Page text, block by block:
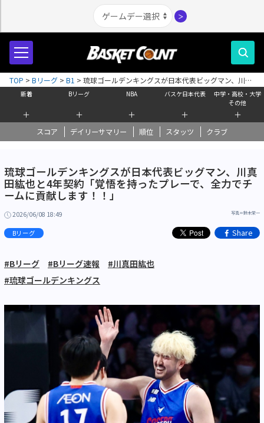
＞
新着
＋
Bリーグ
＋
NBA
＋
バスケ日本代表
＋
中学・高校・大学
その他
＋
スコア デイリーサマリー 順位 スタッツ クラブ
TOP > Bリーグ > B1 > 琉球ゴールデンキングスが日本代表ビッグマン、川真
田紘也と4年契約「覚悟を持ったプレーで、全力でチームに貢献します！！」
琉球ゴールデンキングスが日本代表ビッグマン、川真
田紘也と4年契約「覚悟を持ったプレーで、全力でチ
ームに貢献します！！」
2026/06/08 18:49 写真＝鈴木栄一
Bリーグ Share
#Bリーグ #Bリーグ速報
#川真田紘也
#琉球ゴールデンキングス